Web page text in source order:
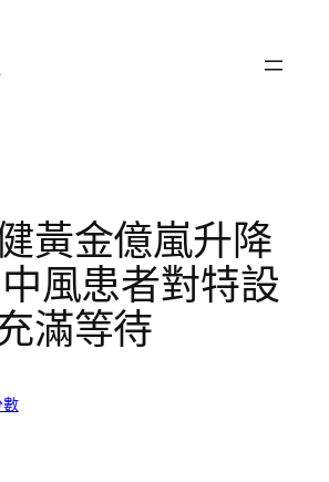
黃金億嵐升降
風患者對特設
滿等待